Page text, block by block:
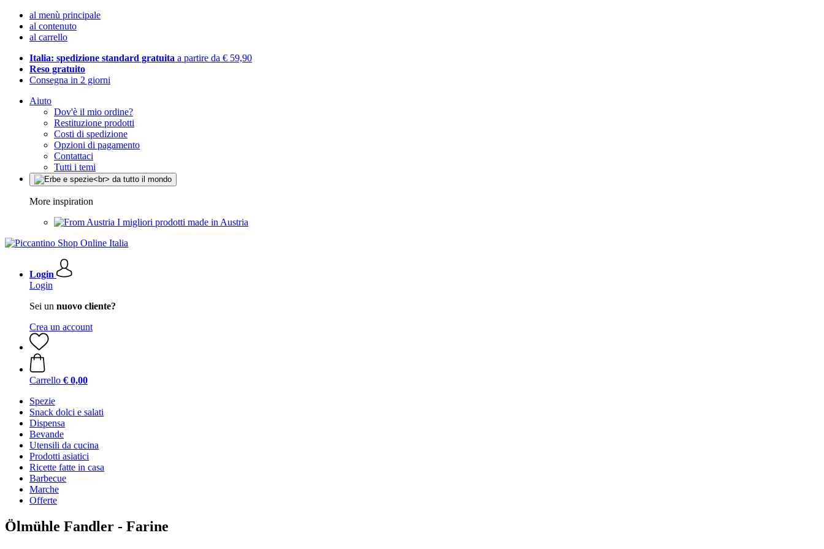
al menù principale
al contenuto
al carrello
Italia: spedizione standard gratuita a partire da € 59,90
Reso gratuito
Consegna in 2 giorni
Aiuto
Dov'è il mio ordine?
Restituzione prodotti
Costi di spedizione
Opzioni di pagamento
Contattaci
Tutti i temi
More inspiration
I migliori prodotti made in Austria
Login
Login
Sei un nuovo cliente?
Crea un account
Carrello € 0,00
Spezie
Snack dolci e salati
Dispensa
Bevande
Utensili da cucina
Prodotti asiatici
Ricette fatte in casa
Barbecue
Marche
Offerte
Ölmühle Fandler - Farine